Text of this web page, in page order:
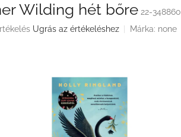
Wilding hét bőre 22-348860
Ugrás az értékeléshez Márka: none